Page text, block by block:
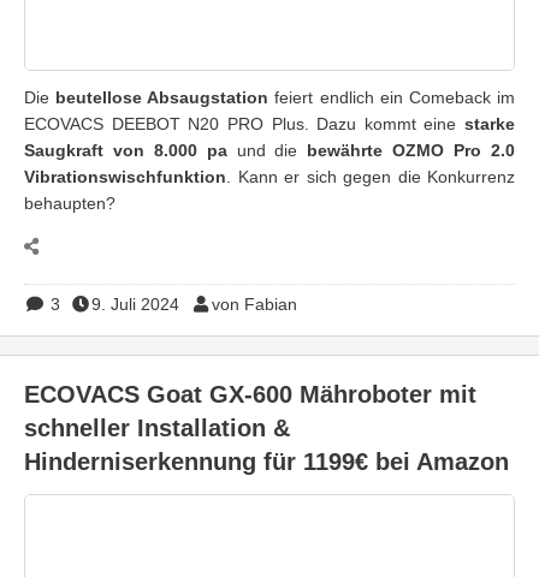
Die beutellose Absaugstation feiert endlich ein Comeback im
ECOVACS DEEBOT N20 PRO Plus. Dazu kommt eine starke
Saugkraft von 8.000 paund die bewährte OZMO Pro 2.0
Vibrationswischfunktion . Kann er sich gegen die Konkurrenz
behaupten?
3 9. Juli 2024 von Fabian
ECOVACS Goat GX-600 Mähroboter mit
schneller Installation &
Hinderniserkennung für 1199€ bei Amazon